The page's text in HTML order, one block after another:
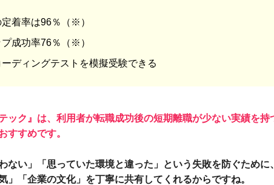
着率は96％（※）
成功率76％（※）
ディングテストを模擬受験できる
ック』は、利用者が転職成功後の短期離職が少ない実績を持
すすめです。
ない」「思っていた環境と違った」という失敗を防ぐために
」「企業の文化」を丁寧に共有してくれるからですね。